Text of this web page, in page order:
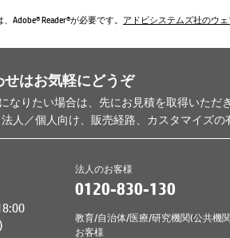
Adobe® Reader®が必要です。 アドビシステムズ社のウェ
はお気軽にどうぞ
なりたい場合は、先にお見積を取得いただ
法人／個人向け、販売経路、カスタマイズ
法人のお客様
0120-830-130
教育/自治体/医療/研究機関(公共機
お客様